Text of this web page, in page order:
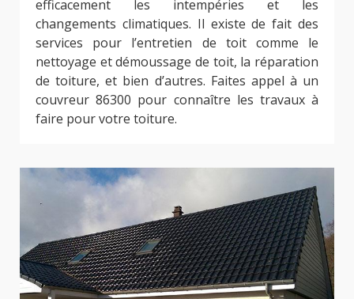
efficacement les intempéries et les
changements climatiques. Il existe de fait des
services pour l’entretien de toit comme le
nettoyage et démoussage de toit, la réparation
de toiture, et bien d’autres. Faites appel à un
couvreur 86300 pour connaître les travaux à
faire pour votre toiture.